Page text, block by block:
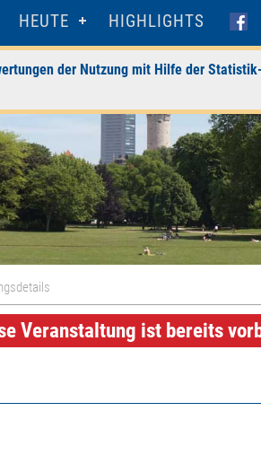
HEUTE HIGHLIGHTS
der Nutzung mit Hilfe der
Veranstaltung ist bereits